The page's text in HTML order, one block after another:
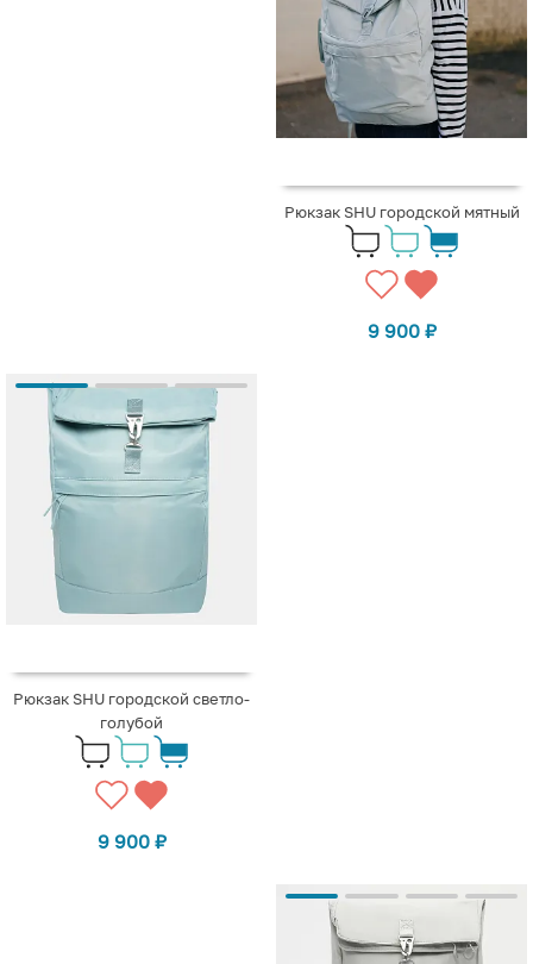
Рюкзак SHU городской мятный
9 900 ₽
Рюкзак SHU городской светло-
голубой
9 900 ₽